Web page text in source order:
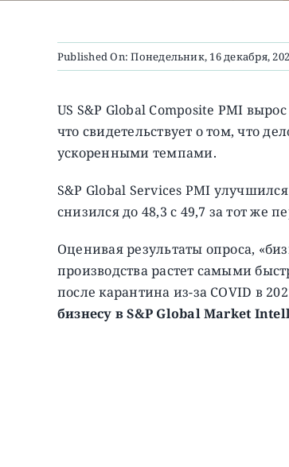
Published On: Понедельник, 16 декабря,
US S&P Global Composite PMI
что свидетельствует о том, что
ускоренными темпами.
S&P Global Services PMI
снизился до 48,3 с 49,7 за тот же
Оценивая результаты опроса,
производства растет самыми
после карантина из-за COVID в
бизнесу в S&P Global Market